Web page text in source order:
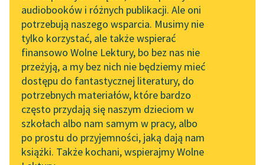
Byliśmy częścią AI Impact
Lab
Zapraszamy na spotkanie
online z tłumaczkami
literatury skandynawskiej
Spotkanie z Katarzyną
Tunkiel w Oslo
102. lata temu zmarł
Joseph Conrad
Przewodnik dla piszących i
czytających
API
OAI-PMH
Widget Wolnych Lektur
Przypisy
audiobooków i różnych publikacji. Ale oni
potrzebują naszego wsparcia. Musimy nie
tylko korzystać, ale także wspierać
finansowo Wolne Lektury, bo bez nas nie
przeżyją, a my bez nich nie będziemy mieć
dostępu do fantastycznej literatury, do
potrzebnych materiałów, które bardzo
często przydają się naszym dzieciom w
szkołach albo nam samym w pracy, albo
po prostu do przyjemności, jaką dają nam
książki. Także kochani, wspierajmy Wolne
Ballada z tamtej strony (tomik)
[ballada z tamtej strony -
Dedykacja]
Pieśń
pobierz książkę
czytaj online